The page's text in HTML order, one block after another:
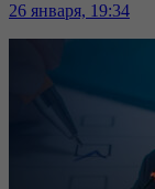
26 января, 19:34